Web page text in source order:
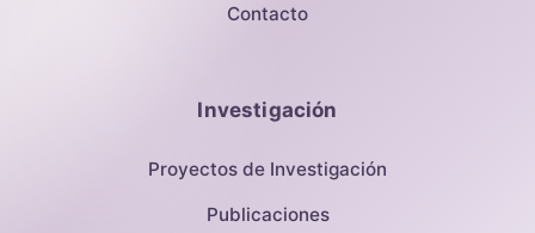
Contacto
Investigación
Proyectos de Investigación
Publicaciones